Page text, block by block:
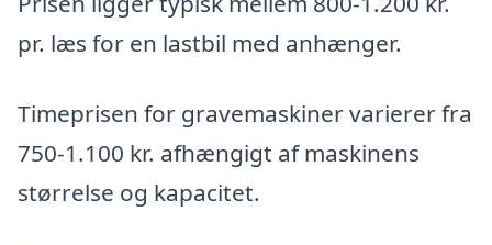
pr. læs for en lastbil med anhænger.
Timeprisen for gravemaskiner varierer fra
750-1.100 kr. afhængigt af maskinens
størrelse og kapacitet.